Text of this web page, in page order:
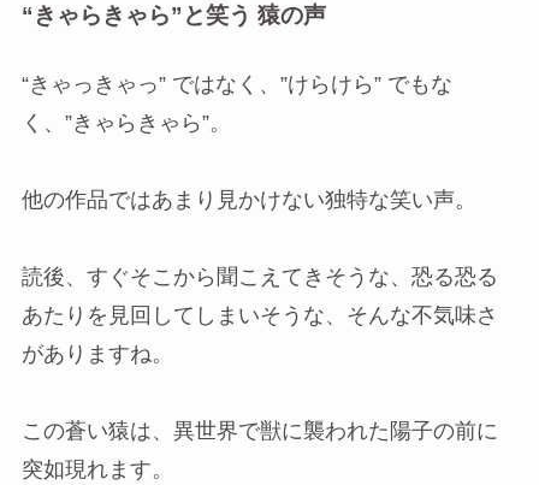
“きゃらきゃら”と笑う 猿の声
“きゃっきゃっ” ではなく、”けらけら” でもな
く、”きゃらきゃら”。
他の作品ではあまり見かけない独特な笑い声。
読後、すぐそこから聞こえてきそうな、恐る恐る
あたりを見回してしまいそうな、そんな不気味さ
がありますね。
この蒼い猿は、異世界で獣に襲われた陽子の前に
突如現れます。